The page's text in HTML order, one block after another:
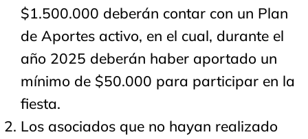
$1.500.000 deberán contar con un Plan
de Aportes activo, en el cual, durante el
año 2025 deberán haber aportado un
mínimo de $50.000 para participar en la
fiesta.
Los asociados que no hayan realizado